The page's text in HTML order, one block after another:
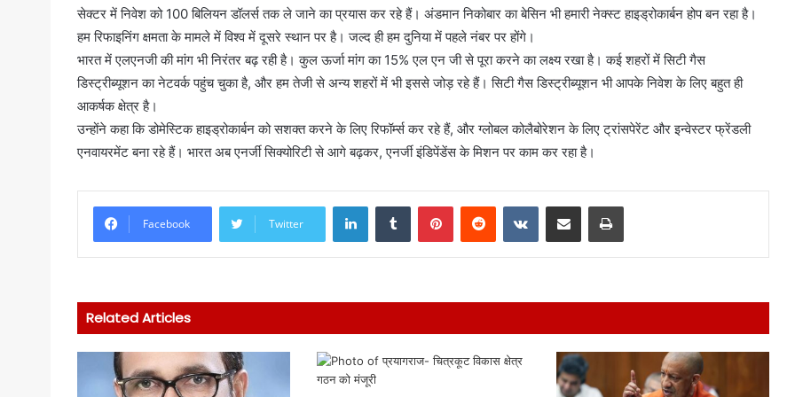
सेक्टर में निवेश को 100 बिलियन डॉलर्स तक ले जाने का प्रयास कर रहे हैं। अंडमान निकोबार का बेसिन भी हमारी नेक्स्ट हाइड्रोकार्बन होप बन रहा है।
हम रिफाइनिंग क्षमता के मामले में विश्व में दूसरे स्थान पर है। जल्द ही हम दुनिया में पहले नंबर पर होंगे।
भारत में एलएनजी की मांग भी निरंतर बढ़ रही है। कुल ऊर्जा मांग का 15% एल एन जी से पूरा करने का लक्ष्य रखा है। कई शहरों में सिटी गैस
डिस्ट्रीब्यूशन का नेटवर्क पहुंच चुका है, और हम तेजी से अन्य शहरों में भी इससे जोड़ रहे हैं। सिटी गैस डिस्ट्रीब्यूशन भी आपके निवेश के लिए बहुत ही
आकर्षक क्षेत्र है।
उन्होंने कहा कि डोमेस्टिक हाइड्रोकार्बन को सशक्त करने के लिए रिफॉर्म्स कर रहे हैं, और ग्लोबल कोलैबोरेशन के लिए ट्रांसपेरेंट और इन्वेस्टर फ्रेंडली
एनवायरमेंट बना रहे हैं। भारत अब एनर्जी सिक्योरिटी से आगे बढ़कर, एनर्जी इंडिपेंडेंस के मिशन पर काम कर रहा है।
Facebook Twitter
LinkedInTumblr PinterestReddit VKontakteShare via Email Print
Related Articles